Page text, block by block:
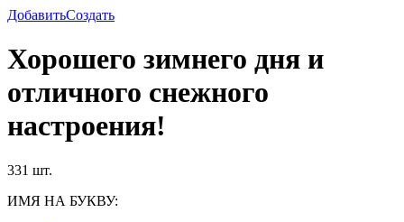
ДобавитьСоздать
Хорошего зимнего дня и
отличного снежного
настроения!
331 шт.
ИМЯ НА БУКВУ: